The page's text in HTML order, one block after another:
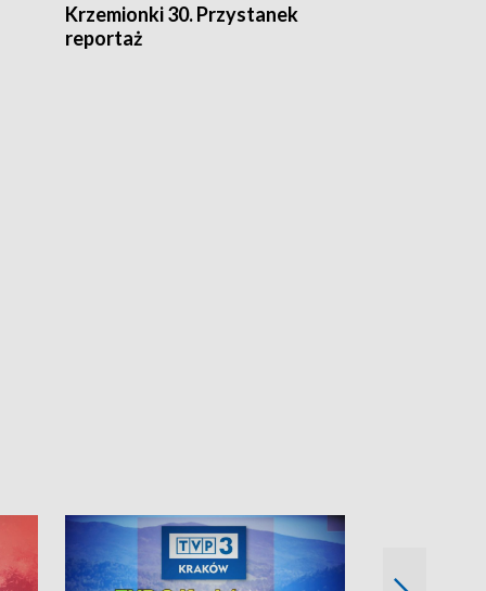
Krzemionki 30. Przystanek
reportaż